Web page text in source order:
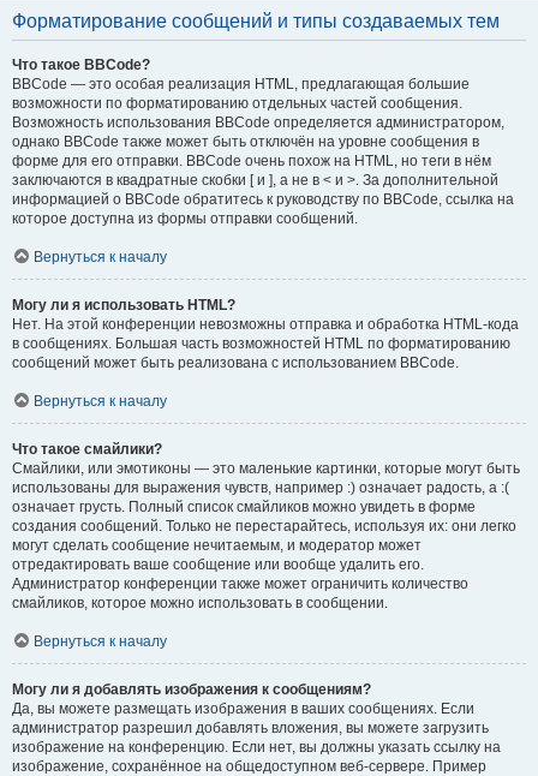
Форматирование сообщений и типы создаваемых тем
Что такое BBCode?
BBCode — это особая реализация HTML, предлагающая большие
возможности по форматированию отдельных частей сообщения.
Возможность использования BBCode определяется администратором,
однако BBCode также может быть отключён на уровне сообщения в
форме для его отправки. BBCode очень похож на HTML, но теги в нём
заключаются в квадратные скобки [ и ], а не в < и >. За дополнительной
информацией о BBCode обратитесь к руководству по BBCode, ссылка на
которое доступна из формы отправки сообщений.
Вернуться к началу
Могу ли я использовать HTML?
Нет. На этой конференции невозможны отправка и обработка HTML-кода
в сообщениях. Большая часть возможностей HTML по форматированию
сообщений может быть реализована с использованием BBCode.
Вернуться к началу
Что такое смайлики?
Смайлики, или эмотиконы — это маленькие картинки, которые могут быть
использованы для выражения чувств, например :) означает радость, а :(
означает грусть. Полный список смайликов можно увидеть в форме
создания сообщений. Только не перестарайтесь, используя их: они легко
могут сделать сообщение нечитаемым, и модератор может
отредактировать ваше сообщение или вообще удалить его.
Администратор конференции также может ограничить количество
смайликов, которое можно использовать в сообщении.
Вернуться к началу
Могу ли я добавлять изображения к сообщениям?
Да, вы можете размещать изображения в ваших сообщениях. Если
администратор разрешил добавлять вложения, вы можете загрузить
изображение на конференцию. Если нет, вы должны указать ссылку на
изображение, сохранённое на общедоступном веб-сервере. Пример